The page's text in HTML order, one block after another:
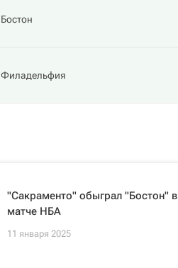
Бостон
Филадельфия
"Сакраменто" обыграл "Бостон" в
матче НБА
11 января 2025